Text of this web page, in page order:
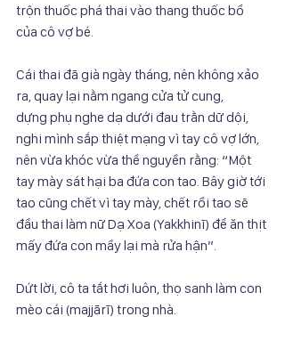
trộn thuốc phá thai vào thang thuốc bổ
của cô vợ bé.
Cái thai đã già ngày tháng, nên không xảo
ra, quay lại nằm ngang cửa tử cung,
dựng phụ nghe dạ dưới đau trằn dữ dội,
nghi mình sắp thiệt mạng vì tay cô vợ lớn,
nên vừa khóc vừa thề nguyền rằng: “Một
tay mày sát hại ba đứa con tao. Bây giờ tới
tao cũng chết vì tay mày, chết rồi tao sẽ
đầu thai làm nữ Dạ Xoa (Yakkhinī) để ăn thịt
mấy đứa con mầy lại mà rửa hận”.
Dứt lời, cô ta tắt hơi luôn, thọ sanh làm con
mèo cái (majjārī) trong nhà.